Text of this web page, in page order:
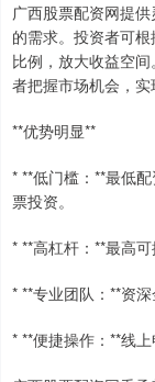
广西股票配资网提供
的需求。投资者可
比例，放大收益空
者把握市场机会，实
**优势明显**
* **低门槛：**最低
票投资。
* **高杠杆：**最高
* **专业团队：**资
* **便捷操作：**线